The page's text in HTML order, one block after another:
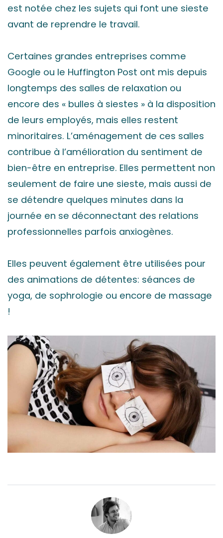
est notée chez les sujets qui font une sieste
avant de reprendre le travail.
Certaines grandes entreprises comme
Google ou le Huffington Post ont mis depuis
longtemps des salles de relaxation ou
encore des « bulles à siestes » à la disposition
de leurs employés, mais elles restent
minoritaires. L’aménagement de ces salles
contribue à l’amélioration du sentiment de
bien-être en entreprise. Elles permettent non
seulement de faire une sieste, mais aussi de
se détendre quelques minutes dans la
journée en se déconnectant des relations
professionnelles parfois anxiogènes.
Elles peuvent également être utilisées pour
des animations de détentes: séances de
yoga, de sophrologie ou encore de massage
!